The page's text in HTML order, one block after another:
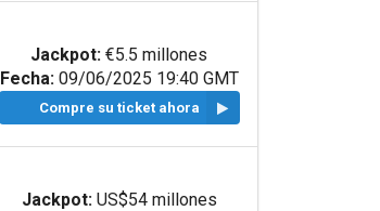
Jackpot: €5.5 millones
Fecha:09/06/2025 19:40 GMT
Compre su ticket ahora
Jackpot:US$54 millones